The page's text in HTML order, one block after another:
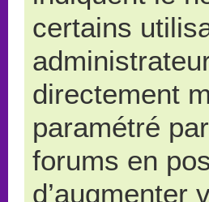
certains
directement
paramétré
forums en
d’augmenter